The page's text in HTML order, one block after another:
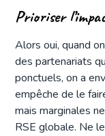
Prioriser
Alors oui, quand
des partenariats
ponctuels, on a
empêche de le
mais marginales
RSE globale. Ne